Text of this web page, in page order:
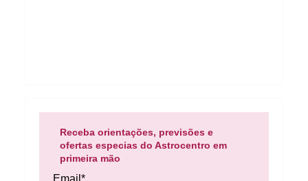
Receba orientações, previsões e
ofertas especias do Astrocentro em
primeira mão
Email*